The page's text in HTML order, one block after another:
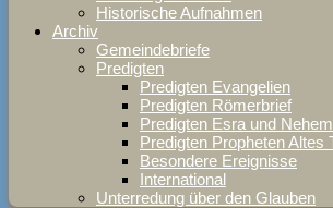
Historische Aufnahmen
Archiv
Gemeindebriefe
Predigten
Predigten Evangelien
Predigten Römerbrief
Predigten Esra und
Predigten Propheten Altes
Besondere Ereignisse
International
Unterredung über den Glauben